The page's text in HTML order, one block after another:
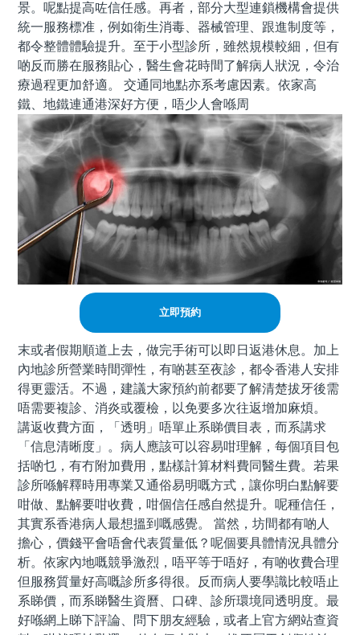
景。呢點提高咗信任感。再者，部分大型連鎖機構會提供
統一服務標准，例如衛生消毒、器械管理、跟進制度等，
都令整體體驗提升。至于小型診所，雖然規模較細，但有
啲反而勝在服務貼心，醫生會花時間了解病人狀況，令治
療過程更加舒適。 交通同地點亦系考慮因素。依家高
鐵、地鐵連通港深好方便，唔少人會喺周
立即預約
末或者假期順道上去，做完手術可以即日返港休息。加上
內地診所營業時間彈性，有啲甚至夜診，都令香港人安排
得更靈活。不過，建議大家預約前都要了解清楚拔牙後需
唔需要複診、消炎或覆檢，以免要多次往返增加麻煩。
講返收費方面，「透明」唔單止系睇價目表，而系講求
「信息清晰度」。病人應該可以容易咁理解，每個項目包
括啲乜，有冇附加費用，點樣計算材料費同醫生費。若果
診所喺解釋時用專業又通俗易明嘅方式，讓你明白點解要
咁做、點解要咁收費，咁個信任感自然提升。呢種信任，
其實系香港病人最想搵到嘅感覺。 當然，坊間都有啲人
擔心，價錢平會唔會代表質量低？呢個要具體情況具體分
析。依家內地嘅競爭激烈，唔平等于唔好，有啲收費合理
但服務質量好高嘅診所多得很。反而病人要學識比較唔止
系睇價，而系睇醫生資曆、口碑、診所環境同透明度。最
好喺網上睇下評論、問下朋友經驗，或者上官方網站查資